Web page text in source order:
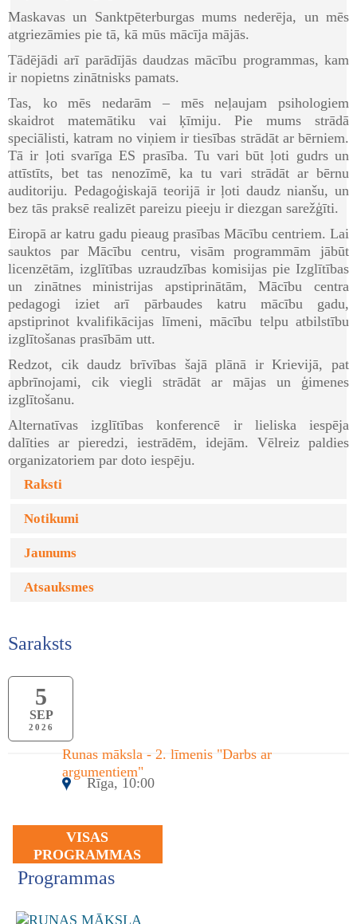
Maskavas un Sanktpēterburgas mums nederēja, un mēs
atgriezāmies pie tā, kā mūs mācīja mājās.
Tādējādi arī parādījās daudzas mācību programmas, kam
ir nopietns zinātnisks pamats.
Tas, ko mēs nedarām – mēs neļaujam psihologiem
skaidrot matemātiku vai ķīmiju. Pie mums strādā
speciālisti, katram no viņiem ir tiesības strādāt ar bērniem.
Tā ir ļoti svarīga ES prasība. Tu vari būt ļoti gudrs un
attīstīts, bet tas nenozīmē, ka tu vari strādāt ar bērnu
auditoriju. Pedagoģiskajā teorijā ir ļoti daudz nianšu, un
bez tās praksē realizēt pareizu pieeju ir diezgan sarežģīti.
Eiropā ar katru gadu pieaug prasības Mācību centriem. Lai
sauktos par Mācību centru, visām programmām jābūt
licenzētām, izglītības uzraudzības komisijas pie Izglītības
un zinātnes ministrijas apstiprinātām, Mācību centra
pedagogi iziet arī pārbaudes katru mācību gadu,
apstiprinot kvalifikācijas līmeni, mācību telpu atbilstību
izglītošanas prasībām utt.
Redzot, cik daudz brīvības šajā plānā ir Krievijā, pat
apbrīnojami, cik viegli strādāt ar mājas un ģimenes
izglītošanu.
Alternatīvas izglītības konferencē ir lieliska iespēja
dalīties ar pieredzi, iestrādēm, idejām. Vēlreiz paldies
organizatoriem par doto iespēju.
Raksti
Notikumi
Jaunums
Atsauksmes
Saraksts
5
SEP
2026
Runas māksla - 2. līmenis "Darbs ar
argumentiem"
Rīga, 10:00
VISAS
PROGRAMMAS
Programmas